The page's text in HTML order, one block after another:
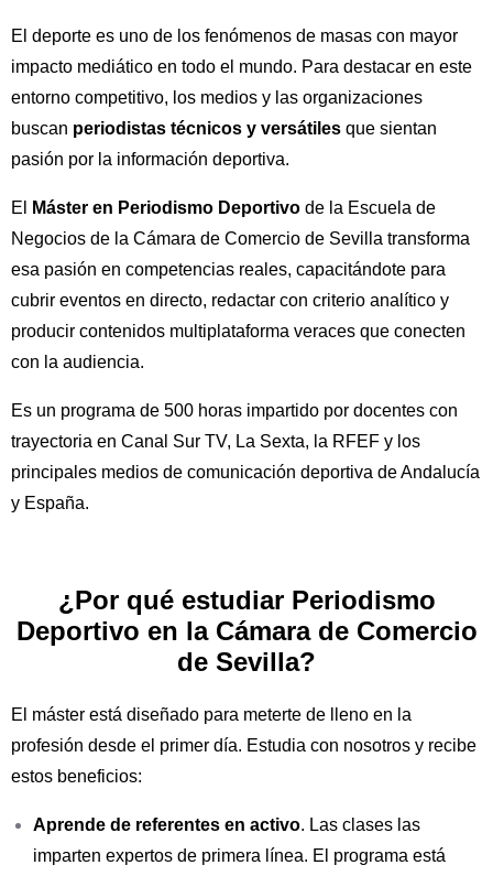
El deporte es uno de los fenómenos de masas con mayor
impacto mediático en todo el mundo. Para destacar en este
entorno competitivo, los medios y las organizaciones
buscan periodistas técnicos y versátiles que sientan
pasión por la información deportiva.
El Máster en Periodismo Deportivo de la Escuela de
Negocios de la Cámara de Comercio de Sevilla transforma
esa pasión en competencias reales, capacitándote para
cubrir eventos en directo, redactar con criterio analítico y
producir contenidos multiplataforma veraces que conecten
con la audiencia.
Es un programa de 500 horas impartido por docentes con
trayectoria en Canal Sur TV, La Sexta, la RFEF y los
principales medios de comunicación deportiva de Andalucía
y España.
¿Por qué estudiar Periodismo
Deportivo en la Cámara de Comercio
de Sevilla?
El máster está diseñado para meterte de lleno en la
profesión desde el primer día. Estudia con nosotros y recibe
estos beneficios:
Aprende de referentes en activo. Las clases las
imparten expertos de primera línea. El programa está